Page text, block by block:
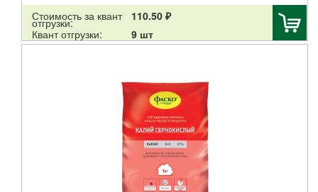
Доктор Робик
Добрая сила
Салина Трейд
СуперГриль
Шашлык-машлык
НУТРИТЕХ МИНИ
Стоимость за квант
отгрузки:
110.50 ₽
Квант отгрузки:
9 шт